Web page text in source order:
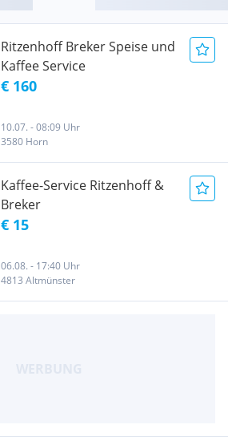
Ritzenhoff Breker Speise und
Kaffee Service
€ 160
10.07. - 08:09 Uhr
3580 Horn
Kaffee-Service Ritzenhoff &
Breker
€ 15
06.08. - 17:40 Uhr
4813 Altmünster